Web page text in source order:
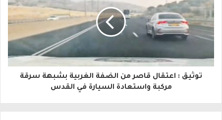
ك
ت
توثيق : اعتقال قاصر من الضفة الغربية بشبهة سرقة
مركبة واستعادة السيارة في القدس